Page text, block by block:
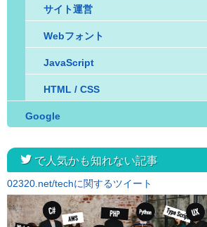
サイト運営
Webフォント
JavaScript
HTML / CSS
Google
twitterで人気かも知れない記事
02320.net/techに関するツイート